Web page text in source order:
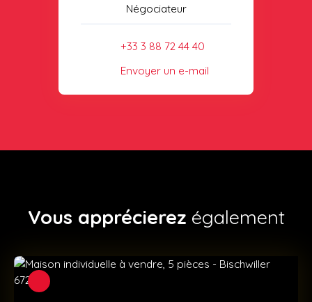
Négociateur
+33 3 88 72 44 40
Envoyer un e-mail
Vous apprécierez également